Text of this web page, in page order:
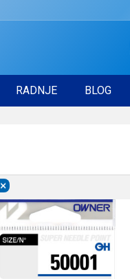
RADNJE BLOG